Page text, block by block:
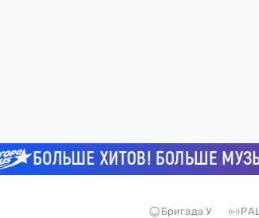
БОЛЬШЕ ХИТОВ! БОЛЬШЕ МУЗЫКИ!
Бригада У